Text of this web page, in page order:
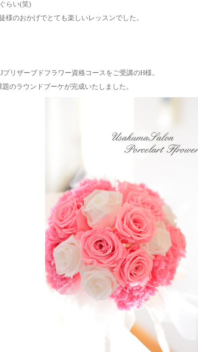
らい(笑)
様のおかげでとても楽しいレッスンでした。
プリザーブドフラワー資格コースをご受講のH様。
のラウンドブーケが完成いたしました。